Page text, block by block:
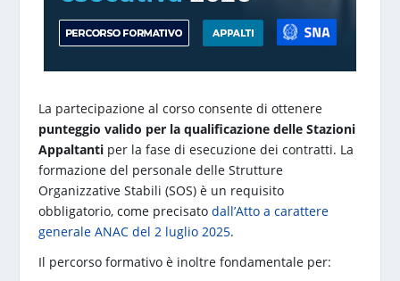
La partecipazione al corso consente di ottenere
punteggio valido per la qualificazione delle Stazioni
Appaltantiper la fase di esecuzione dei contratti. La
formazione del personale delle Strutture
Organizzative Stabili (SOS) è un requisito
obbligatorio, come precisato dall’Atto a carattere
generale ANAC del 2 luglio 2025.
Il percorso formativo è inoltre fondamentale per: